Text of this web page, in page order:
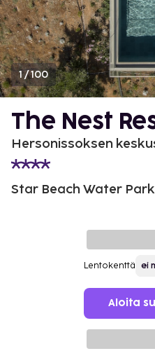
1/100
The Nest
Hersonissoksen
Star Beach Water
Lentokenttä
Aloita